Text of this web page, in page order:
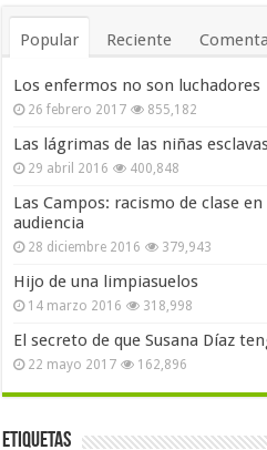
Popular Reciente
Los enfermos no son luchadores
26 febrero 2017 855,182
Las lágrimas de las niñas
29 abril 2016 400,848
Las Campos: racismo de clase
audiencia
28 diciembre 2016 379,943
Hijo de una limpiasuelos
14 marzo 2016 318,998
El secreto de que Susana Díaz
22 mayo 2017 162,896
Etiquetas